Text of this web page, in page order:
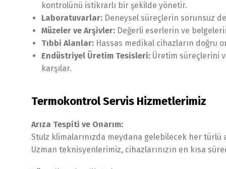
kontrolünü istikrarlı bir şekilde yönetir.
Laboratuvarlar: Deneysel süreçlerin sorunsuz
Müzeler ve Arşivler: Değerli eserlerin ve
Tıbbi Alanlar: Hassas medikal cihazların doğru
Endüstriyel Üretim Tesisleri: Üretim süreçlerini
karşılar.
Termokontrol Servis Hizmetlerimiz
Arıza Tespiti ve Onarım:
Stulz klimalarınızda meydana gelebilecek her türlü
Uzman teknisyenlerimiz, cihazlarınızın en kısa